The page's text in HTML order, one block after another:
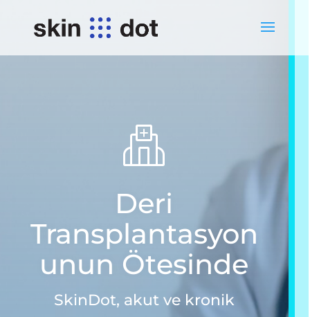
Deri
Transplantasyon
unun Ötesinde
SkinDot, akut ve kronik